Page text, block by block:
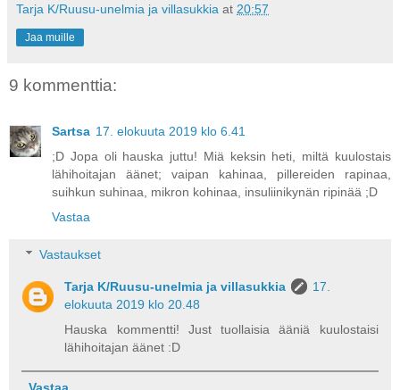
Tarja K/Ruusu-unelmia ja villasukkia at 20:57
Jaa muille
9 kommenttia:
Sartsa 17. elokuuta 2019 klo 6.41
;D Jopa oli hauska juttu! Miä keksin heti, miltä kuulostais
lähihoitajan äänet; vaipan kahinaa, pillereiden rapinaa,
suihkun suhinaa, mikron kohinaa, insuliinikynän ripinää ;D
Vastaa
Vastaukset
Tarja K/Ruusu-unelmia ja villasukkia
17.
elokuuta 2019 klo 20.48
Hauska kommentti! Just tuollaisia ääniä kuulostaisi
lähihoitajan äänet :D